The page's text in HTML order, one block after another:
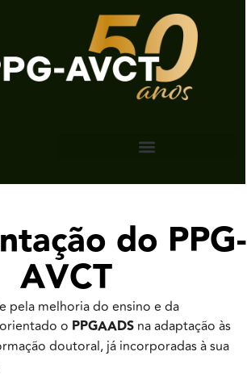
do PPG-
AVCT
pela melhoria do ensino e da
o PPGAADS na adaptação às
doutoral, já incorporadas à sua